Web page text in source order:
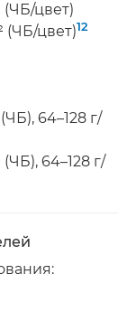
(ЧБ/цвет)
(ЧБ/цвет)12
64–128 г/
64–128 г/